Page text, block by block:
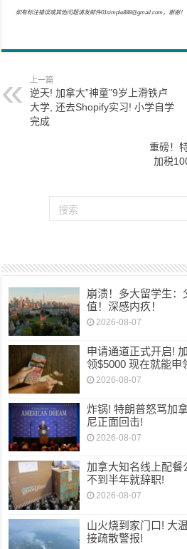
如有标注错误或其他问题请发邮件01simple888@gmail.com，谢谢！
上一篇
逆天! 加拿大”神童”9岁上滑铁卢
大学, 还去Shopify实习! 小学自学
完成
重磅！
加税
崩溃！多大留学生
值！深感内疚！
2026-08-07
申请通道正式开启!
领$5000 现在就能申
2026-08-07
炸锅! 特朗普怒骂加
尼正面回击!
2026-08-07
加拿大知名线上配餐
不到半年就辞职!
2026-08-07
山火烧到家门口! 大
接疏散警报!